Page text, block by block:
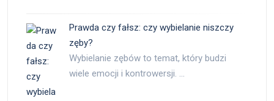
Prawda czy fałsz: czy wybielanie niszczy
zęby?
Wybielanie zębów to temat, który budzi
wiele emocji i kontrowersji. …